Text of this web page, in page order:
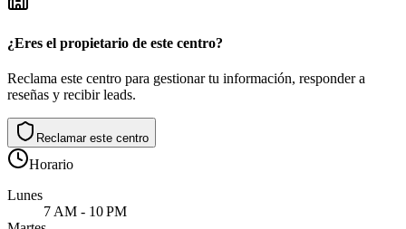
¿Eres el propietario de este centro?
Reclama este centro para gestionar tu información, responder a
reseñas y recibir leads.
Reclamar este centro
Horario
Lunes
7 AM - 10 PM